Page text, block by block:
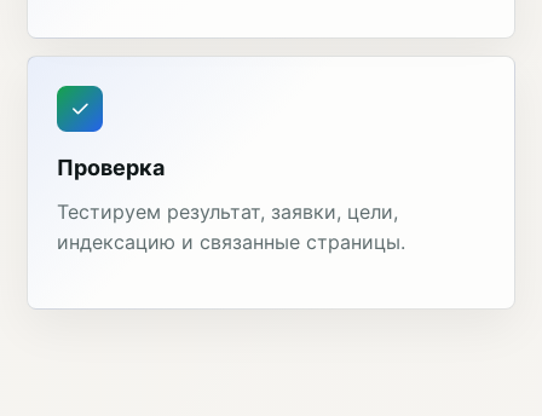
Проверка
Тестируем результат, заявки, цели,
индексацию и связанные страницы.